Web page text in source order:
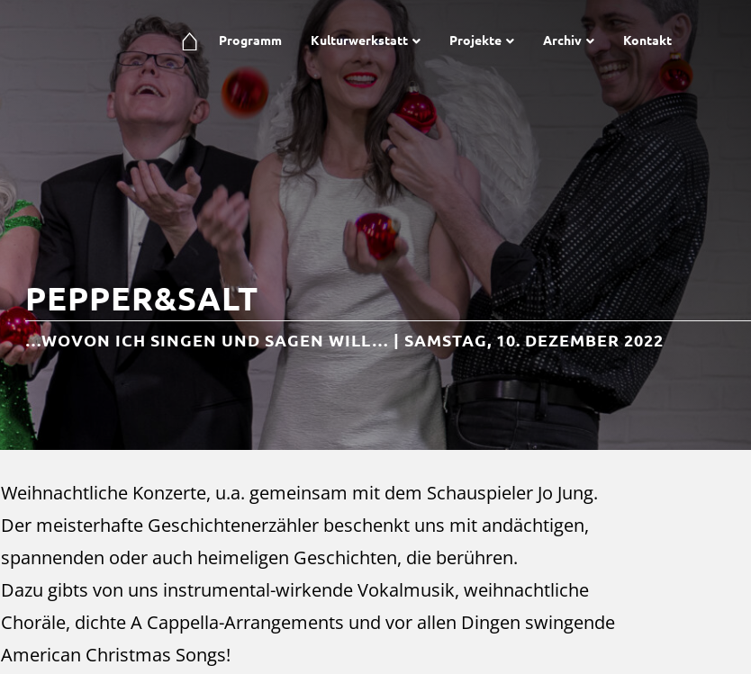
⌂ Programm Kulturwerkstatt Projekte Archiv Kontakt
PEPPER&SALT
…WOVON ICH SINGEN UND SAGEN WILL… | SAMSTAG, 10. DEZEMBER 2022
Weihnachtliche Konzerte, u.a. gemeinsam mit dem Schauspieler Jo Jung.
Der meisterhafte Geschichtenerzähler beschenkt uns mit andächtigen,
spannenden oder auch heimeligen Geschichten, die berühren.
Dazu gibts von uns instrumental-wirkende Vokalmusik, weihnachtliche
Choräle, dichte A Cappella-Arrangements und vor allen Dingen swingende
American Christmas Songs!